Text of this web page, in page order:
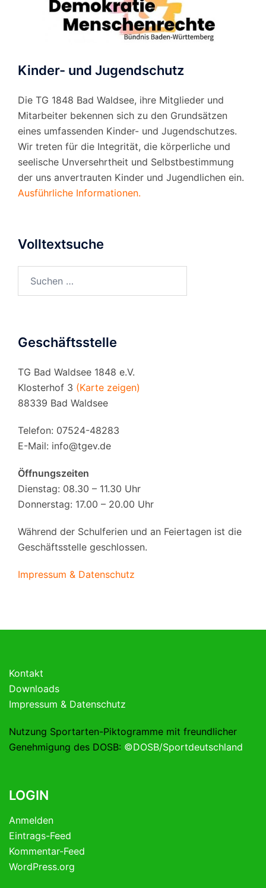
Kinder- und Jugendschutz
Die TG 1848 Bad Waldsee, ihre Mitglieder und
Mitarbeiter bekennen sich zu den Grundsätzen
eines umfassenden Kinder- und Jugendschutzes.
Wir treten für die Integrität, die körperliche und
seelische Unversehrtheit und Selbstbestimmung
der uns anvertrauten Kinder und Jugendlichen ein.
Ausführliche Informationen.
Volltextsuche
Geschäftsstelle
TG Bad Waldsee 1848 e.V.
Klosterhof 3 (Karte zeigen)
88339 Bad Waldsee
Telefon: 07524-48283
E-Mail: info@tgev.de
Öffnungszeiten
Dienstag: 08.30 – 11.30 Uhr
Donnerstag: 17.00 – 20.00 Uhr
Während der Schulferien und an Feiertagen ist die
Geschäftsstelle geschlossen.
Impressum & Datenschutz
Kontakt
Downloads
Impressum & Datenschutz
Nutzung Sportarten-Piktogramme mit freundlicher
Genehmigung des DOSB: ©DOSB/Sportdeutschland
LOGIN
Anmelden
Eintrags-Feed
Kommentar-Feed
WordPress.org